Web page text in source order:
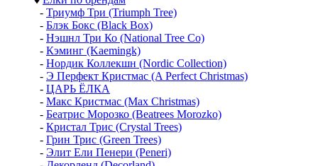
- Триумф Три (Triumph Tree)
- Блэк Бокс (Black Box)
- Нэшнл Три Ко (National Tree Co)
- Кэминг (Kaemingk)
- Нордик Коллекшн (Nordic Collection)
- Э Перфект Кристмас (A Perfect Christmas)
- ЦАРЬ ЁЛКА
- Макс Кристмас (Max Christmas)
- Беатрис Морозко (Beatrees Morozko)
- Кристал Трис (Crystal Trees)
- Грин Трис (Green Trees)
- Элит Ели Пенери (Peneri)